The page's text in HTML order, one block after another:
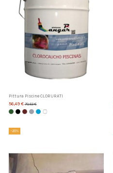
Pittura Piscine CLORURATI
56,49 €70,62 €
-20%